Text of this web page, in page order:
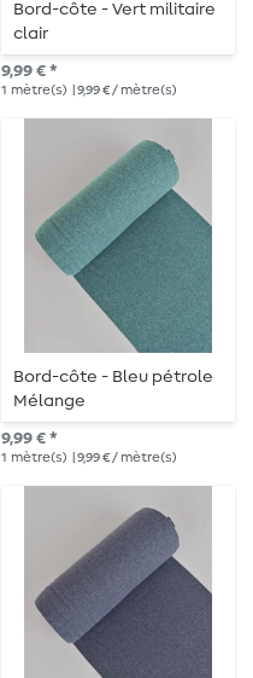
Bord-côte - Vert militaire
clair
9,99 € *
1 mètre(s) | 9,99 € / mètre(s)
Bord-côte - Bleu pétrole
Mélange
9,99 € *
1 mètre(s) | 9,99 € / mètre(s)